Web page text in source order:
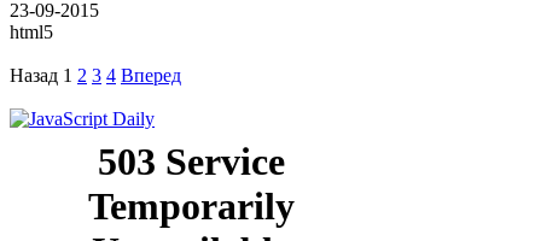
23-09-2015
html5
Назад 1 2 3 4 Вперед